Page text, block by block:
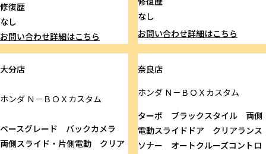
修復歴
なし
お問い合わせ詳細はこちら
なし
お問い合わせ詳細はこちら
大分店
ホンダ Ｎ－ＢＯＸカスタム
ベースグレード バックカメラ
両側スライド・片側電動 クリア
奈良店
ホンダＮ－ＢＯＸカスタム
ターボ ブラックスタイル 両側
電動スライドドア クリアランス
ソナー オートクルーズコントロ